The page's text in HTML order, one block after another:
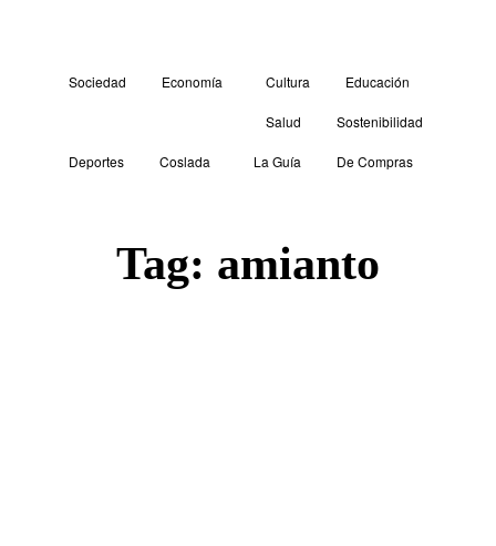
Sociedad Economía Cultura Educación
Salud Sostenibilidad
Deportes Coslada La Guía De Compras
Tag: amianto